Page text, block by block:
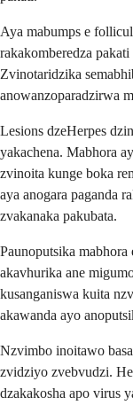
Aya mabumps e
rakakomberedza
Zvinotaridzika
anowanzoparadzirwa
Lesions dzeHerpes
yakachena. Mabhora
zvinoita kunge boka
aya anogara paganda
zvakanaka pakubata.
Paunoputsika mabhora
akavhurika ane
kusanganiswa kuita
akawanda ayo
Nzvimbo inoitawo
zvidziyo zvebvudzi.
dzakakosha apo virus